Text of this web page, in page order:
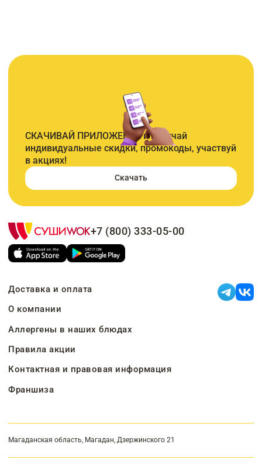
СКАЧИВАЙ ПРИЛОЖЕНИЕ и получай
индивидуальные скидки, промокоды, участвуй
в акциях!
Скачать
+7 (800) 333-05-00
Доставка и оплата
О компании
Аллергены в наших блюдах
Правила акции
Контактная и правовая информация
Франшиза
Магаданская область, Магадан, Дзержинского 21